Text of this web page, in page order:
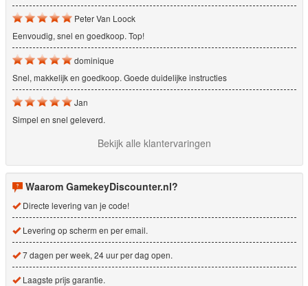
Peter Van Loock
Eenvoudig, snel en goedkoop. Top!
dominique
Snel, makkelijk en goedkoop. Goede duidelijke instructies
Jan
Simpel en snel geleverd.
Bekijk alle klantervaringen
Waarom GamekeyDiscounter.nl?
Directe levering van je code!
Levering op scherm en per email.
7 dagen per week, 24 uur per dag open.
Laagste prijs garantie.